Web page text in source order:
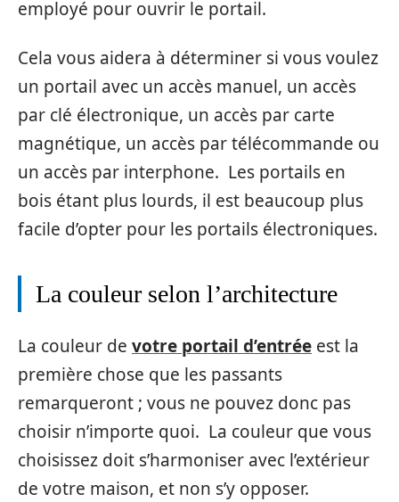
employé pour ouvrir le portail.
Cela vous aidera à déterminer si vous voulez
un portail avec un accès manuel, un accès
par clé électronique, un accès par carte
magnétique, un accès par télécommande ou
un accès par interphone. Les portails en
bois étant plus lourds, il est beaucoup plus
facile d’opter pour les portails électroniques.
La couleur selon l’architecture
La couleur de votre portail d’entrée est la
première chose que les passants
remarqueront ; vous ne pouvez donc pas
choisir n’importe quoi. La couleur que vous
choisissez doit s’harmoniser avec l’extérieur
de votre maison, et non s’y opposer.